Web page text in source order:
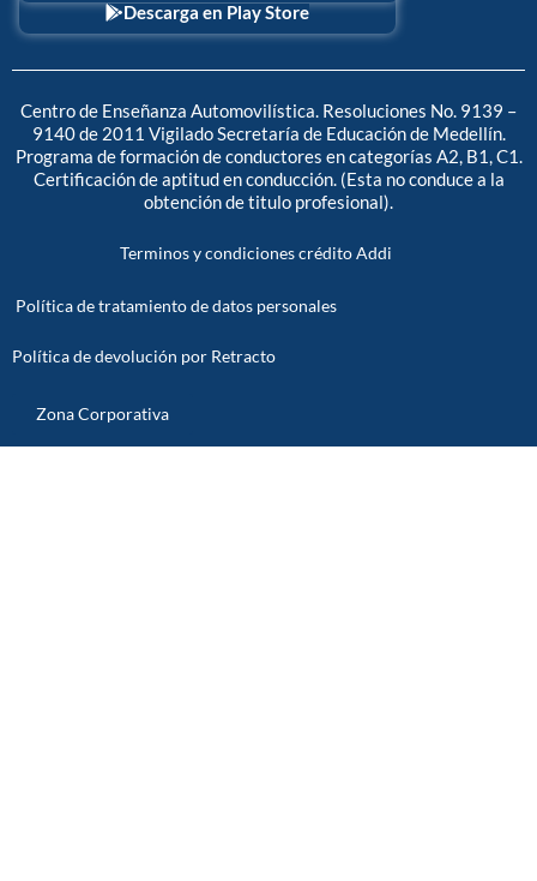
Descarga en Play Store
Centro de Enseñanza Automovilística. Resoluciones No. 9139 –
9140 de 2011 Vigilado Secretaría de Educación de Medellín.
Programa de formación de conductores en categorías A2, B1, C1.
Certificación de aptitud en conducción. (Esta no conduce a la
obtención de titulo profesional).
Terminos y condiciones crédito Addi
Política de tratamiento de datos personales
Política de devolución por Retracto
Zona Corporativa